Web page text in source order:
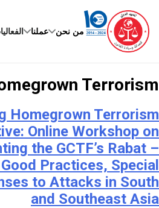
content
من نحن عملنا
Terrorism
Homegrown Terrorism
Online Workshop on
the GCTF’s Rabat –
Practices, Special
to Attacks in South
and Southeast Asia